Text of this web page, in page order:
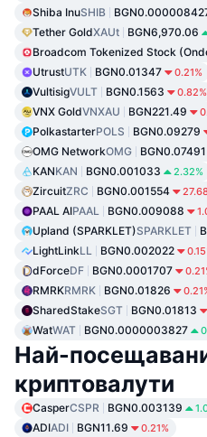
Shiba InuSHIB
Tether GoldXAUt BGN6,970.06
Broadcom Tokenized Stock
UtrustUTK BGN0.01347 0.21%
VultisigVULT BGN0.1563 0.82%
VNX GoldVNXAU BGN221.49
PolkastarterPOLS BGN0.09279
OMG NetworkOMG BGN0.07491
KANKAN BGN0.001033 2.32%
ZircuitZRC BGN0.001554
PAAL AIPAAL BGN0.009088
Upland (SPARKLET)SPARKLET
LightLinkLL BGN0.002022
dForceDF BGN0.0001707
RMRKRMRK BGN0.01826
SharedStakeSGT BGN0.01813
WatWAT BGN0.0000003827
Най-
криптовалути
CasperCSPR BGN0.003139
ADIADI BGN11.69 0.21%